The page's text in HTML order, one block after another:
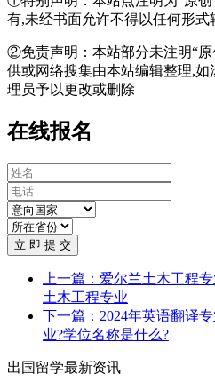
有,未经书面允许不得以任何形式
②免责声明：本站部分未注明“原
供或网络搜集由本站编辑整理,
理员予以更改或删除
在线报名
立 即 提 交
上一篇：爱尔兰土木工程
土木工程专业
下一篇：2024年英语翻译
业?学位名称是什么?
出国留学最新资讯